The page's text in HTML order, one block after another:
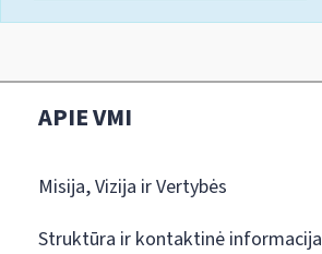
APIE VMI
Misija, Vizija ir Vertybės
Struktūra ir kontaktinė informacija